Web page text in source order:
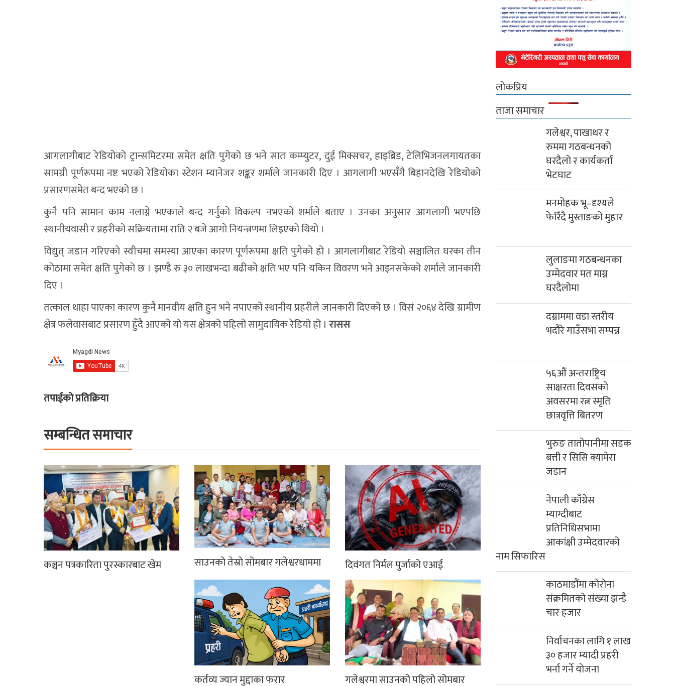
आगलागीबाट रेडियोको ट्रान्समिटरमा समेत क्षति पुगेको छ भने सात कम्प्युटर, दुई मिक्सचर, हाइब्रिड, टेलिभिजनलगायतका
सामग्री पूर्णरूपमा नष्ट भएको रेडियोका स्टेशन म्यानेजर शङ्कर शर्माले जानकारी दिए । आगलागी भएसँगै बिहानदेखि रेडियोको
प्रसारणसमेत बन्द भएको छ ।
कुनै पनि सामान काम नलाग्ने भएकाले बन्द गर्नुको विकल्प नभएको शर्माले बताए । उनका अनुसार आगलागी भएपछि
स्थानीयवासी र प्रहरीको सक्रियतामा राति २ बजे आगो नियन्त्रणमा लिइएको थियो ।
विद्युत् जडान गरिएको स्वीचमा समस्या आएका कारण पूर्णरूपमा क्षति पुगेको हो । आगलागीबाट रेडियो सञ्चालित घरका तीन
कोठामा समेत क्षति पुगेको छ । झण्डै रु ३० लाखभन्दा बढीको क्षति भए पनि यकिन विवरण भने आइनसकेको शर्माले जानकारी
दिए ।
तत्काल थाहा पाएका कारण कुनै मानवीय क्षति हुन भने नपाएको स्थानीय प्रहरीले जानकारी दिएको छ । विसं २०६४ देखि ग्रामीण
क्षेत्र फलेवासबाट प्रसारण हुँदै आएको यो यस क्षेत्रको पहिलो सामुदायिक रेडियो हो । रासस
तपाईको प्रतिक्रिया
सम्बन्धित समाचार
कञ्चन पत्रकारिता पुरस्कारबाट खेम साउनको तेस्रो सोमबार गलेश्वरधाममा दिवंगत निर्मल पुर्जाको एआई
कर्तव्य ज्यान मुद्दाका फरार गलेश्वरमा साउनको पहिलो सोमबार
लोकप्रिय
ताजा समाचार
गलेश्वर, पाखाथर र
रुममा गठबन्धनको
घरदैलो र कार्यकर्ता
भेटघाट
मनमोहक भू–दृश्यले
फेरिँदै मुस्ताङको मुहार
लुलाङमा गठबन्धनका
उम्मेदवार मत माग्न
घरदैलोमा
दग्नाममा वडा स्तरीय
भदौरे गाउँसभा सम्पन्न
५६औं अन्तराष्ट्रिय
साक्षरता दिवसको
अवसरमा रत्न स्मृति
छात्रवृत्ति बितरण
भुरुङ तातोपानीमा सडक
बत्ती र सिसि क्यामेरा
जडान
नेपाली काँग्रेस
म्याग्दीबाट
प्रतिनिधिसभामा
आकांक्षी उम्मेदवारको
नाम सिफारिस
काठमाडौंमा कोरोना
संक्रमितको संख्या झन्डै
चार हजार
निर्वाचनका लागि १ लाख
३० हजार म्यादी प्रहरी
भर्ना गर्ने योजना